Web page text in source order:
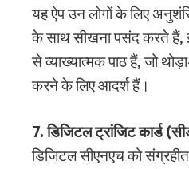
यह ऐप उन लोगों के लिए
के साथ सीखना पसंद करते हैं,
से व्याख्यात्मक पाठ हैं, जो
करने के लिए आदर्श हैं।
7. डिजिटल ट्रांजिट कार्ड
डिजिटल सीएनएच को